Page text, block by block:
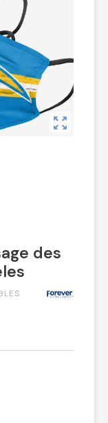
zoom_out_map
des